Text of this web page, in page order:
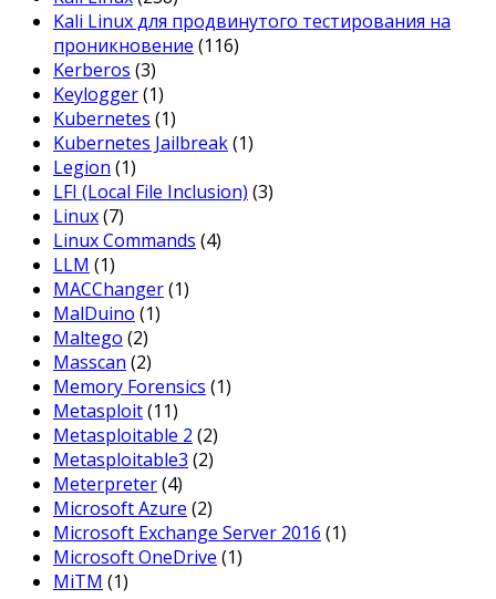
Kali Linux для продвинутого тестирования на
проникновение (116)
Kerberos (3)
Keylogger(1)
Kubernetes (1)
Kubernetes Jailbreak(1)
Legion (1)
LFI (Local File Inclusion) (3)
Linux(7)
Linux Commands (4)
LLM (1)
MACChanger(1)
MalDuino (1)
Maltego (2)
Masscan (2)
Memory Forensics (1)
Metasploit(11)
Metasploitable 2 (2)
Metasploitable3 (2)
Meterpreter(4)
Microsoft Azure (2)
Microsoft Exchange Server 2016 (1)
Microsoft OneDrive (1)
MiTM (1)